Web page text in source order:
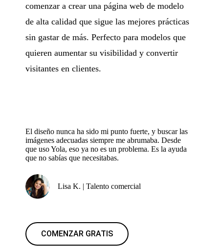
comenzar a crear una página web de modelo
de alta calidad que sigue las mejores prácticas
sin gastar de más. Perfecto para modelos que
quieren aumentar su visibilidad y convertir
visitantes en clientes.
El diseño nunca ha sido mi punto fuerte, y buscar las
imágenes adecuadas siempre me abrumaba. Desde
que uso Yola, eso ya no es un problema. Es la ayuda
que no sabías que necesitabas.
Lisa K. | Talento comercial
COMENZAR GRATIS